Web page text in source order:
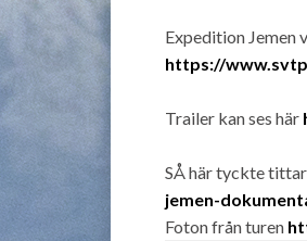
Expedition Jemen
https://
Trailer kan ses här
SÅ här tyckte
jemen-
Foton från turen